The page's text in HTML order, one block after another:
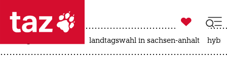

taz zahl ich
landtagswahl in sachsen-anhalt